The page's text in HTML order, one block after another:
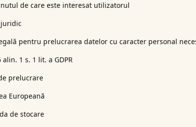
de care este interesat utilizatorul
juridic
pentru prelucrarea datelor cu caracter personal
alin. 1 s. 1 lit. a GDPR
prelucrare
Europeană
de stocare